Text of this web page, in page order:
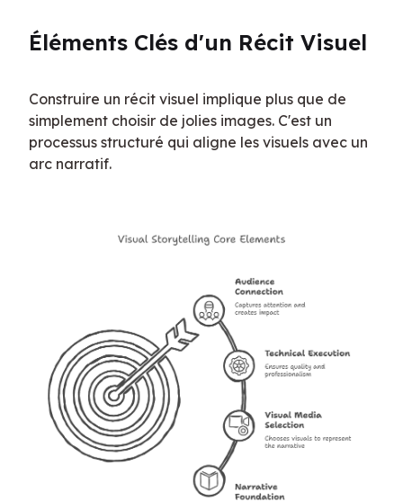
Éléments Clés d'un Récit Visuel
Construire un récit visuel implique plus que de
simplement choisir de jolies images. C'est un
processus structuré qui aligne les visuels avec un
arc narratif.